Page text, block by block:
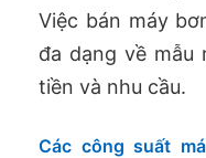
Việc bán máy
đa dạng về mẫu
tiền và nhu cầu.
Các công suất